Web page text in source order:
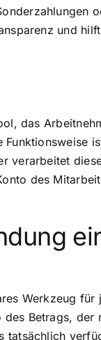
und
das
verarbeitet
des
Werkzeug
Betrags,
tatsächlich